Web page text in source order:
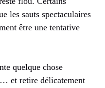
les sauts spectaculaires
être une tentative
quelque chose
et retire délicatement